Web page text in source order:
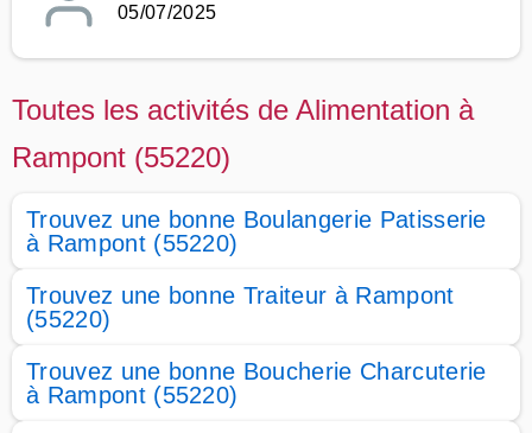
05/07/2025
Toutes les activités de Alimentation à
Rampont (55220)
Trouvez une bonne Boulangerie Patisserie
à Rampont (55220)
Trouvez une bonne Traiteur à Rampont
(55220)
Trouvez une bonne Boucherie Charcuterie
à Rampont (55220)